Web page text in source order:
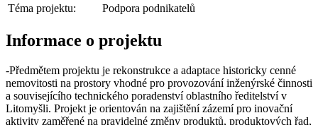
Téma projektu:
Podpora podnikatelů
Informace o projektu
-Předmětem projektu je rekonstrukce a adaptace historicky cenné
nemovitosti na prostory vhodné pro provozování inženýrské činnosti
a souvisejícího technického poradenství oblastního ředitelství v
Litomyšli. Projekt je orientován na zajištění zázemí pro inovační
aktivity zaměřené na pravidelné změny produktů, produktových řad,